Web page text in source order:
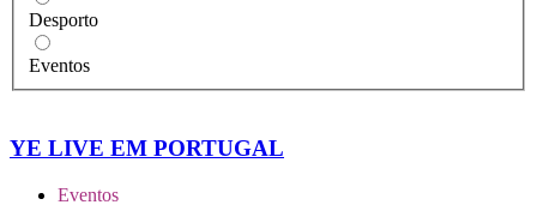
Desporto
Eventos
YE LIVE EM PORTUGAL
Eventos